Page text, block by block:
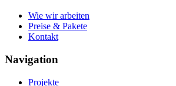
Wie wir arbeiten
Preise & Pakete
Kontakt
Navigation
Projekte